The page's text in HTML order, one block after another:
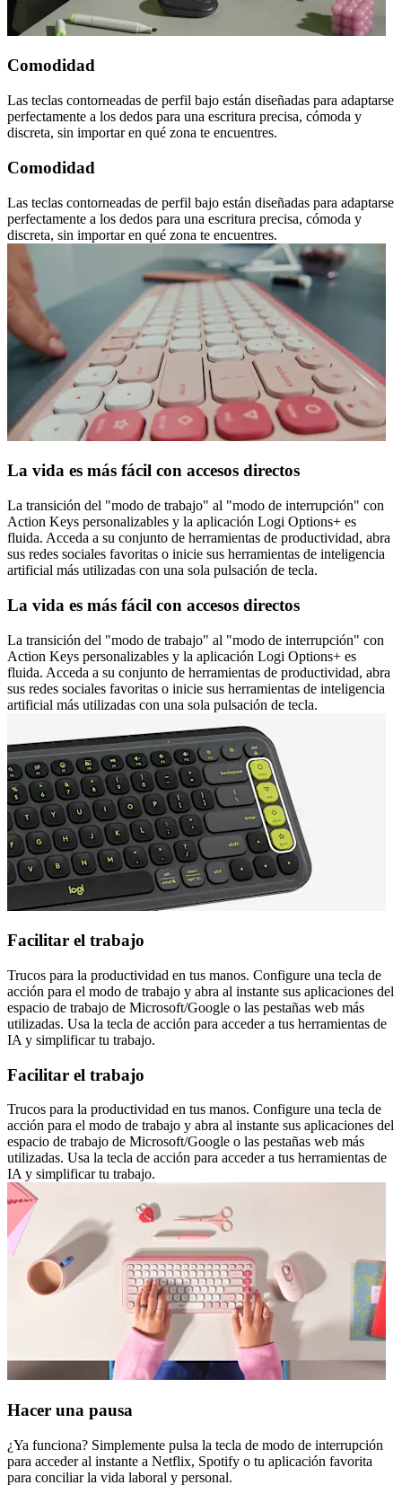
Comodidad
Las teclas contorneadas de perfil bajo están diseñadas para adaptarse
perfectamente a los dedos para una escritura precisa, cómoda y
discreta, sin importar en qué zona te encuentres.
Comodidad
Las teclas contorneadas de perfil bajo están diseñadas para adaptarse
perfectamente a los dedos para una escritura precisa, cómoda y
discreta, sin importar en qué zona te encuentres.
La vida es más fácil con accesos directos
La transición del "modo de trabajo" al "modo de interrupción" con
Action Keys personalizables y la aplicación Logi Options+ es
fluida. Acceda a su conjunto de herramientas de productividad, abra
sus redes sociales favoritas o inicie sus herramientas de inteligencia
artificial más utilizadas con una sola pulsación de tecla.
La vida es más fácil con accesos directos
La transición del "modo de trabajo" al "modo de interrupción" con
Action Keys personalizables y la aplicación Logi Options+ es
fluida. Acceda a su conjunto de herramientas de productividad, abra
sus redes sociales favoritas o inicie sus herramientas de inteligencia
artificial más utilizadas con una sola pulsación de tecla.
Facilitar el trabajo
Trucos para la productividad en tus manos. Configure una tecla de
acción para el modo de trabajo y abra al instante sus aplicaciones del
espacio de trabajo de Microsoft/Google o las pestañas web más
utilizadas. Usa la tecla de acción para acceder a tus herramientas de
IA y simplificar tu trabajo.
Facilitar el trabajo
Trucos para la productividad en tus manos. Configure una tecla de
acción para el modo de trabajo y abra al instante sus aplicaciones del
espacio de trabajo de Microsoft/Google o las pestañas web más
utilizadas. Usa la tecla de acción para acceder a tus herramientas de
IA y simplificar tu trabajo.
Hacer una pausa
¿Ya funciona? Simplemente pulsa la tecla de modo de interrupción
para acceder al instante a Netflix, Spotify o tu aplicación favorita
para conciliar la vida laboral y personal.